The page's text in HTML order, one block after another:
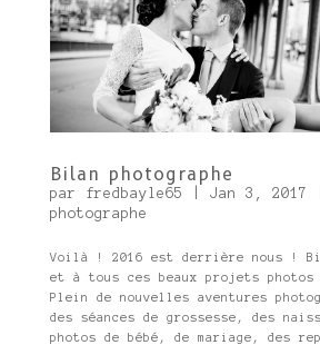
Bilan photographe
par fredbayle65 Jan 3, 2017
photographe
Voilà ! 2016 est derrière nous !
et à tous ces beaux projets
Plein de nouvelles aventures
des séances de grossesse, des
photos de bébé, de mariage, des